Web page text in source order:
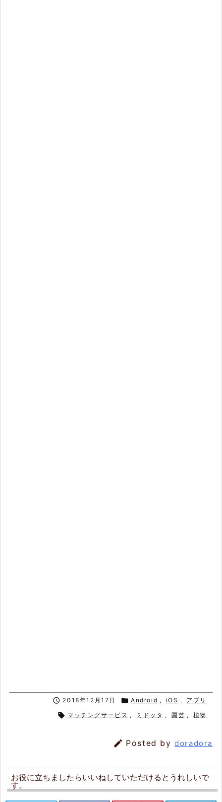
 2018年12月17日  Android , iOS , アプリ
 マッチングサービス , ミドッタ , 園芸 , 植物
 Posted bydoradora
お役に立ちましたらいいねしていただけるとうれしいで
す。